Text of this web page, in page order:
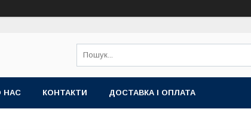
НАС КОНТАКТИ ДОСТАВКА І ОПЛАТА